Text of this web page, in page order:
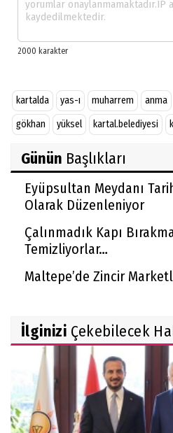
kartalda yas-ı muharrem anma
gökhan
yüksel kartal.belediyesi
Günün Başlıkları
Eyüpsultan Meydanı
Olarak Düzenleniyor
Çalınmadık Kapı
Temizliyorlar…
Maltepe’de Zincir
Usulsüzlük İddiası!
İlginizi Çekebilecek